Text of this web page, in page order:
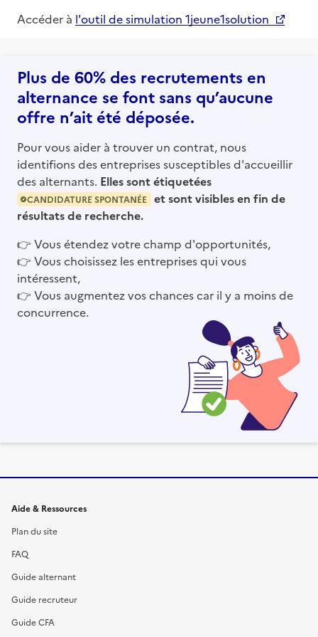
Accéder à l'outil de simulation 1jeune1solution
Plus de 60% des recrutements en
alternance se font sans qu’aucune
offre n’ait été déposée.
Pour vous aider à trouver un contrat, nous
identifions des entreprises susceptibles d'accueillir
des alternants. Elles sont étiquetées
CANDIDATURE SPONTANÉE
et sont visibles en fin de
résultats de recherche.
👉 Vous étendez votre champ d'opportunités,
👉 Vous choisissez les entreprises qui vous
intéressent,
👉 Vous augmentez vos chances car il y a moins de
concurrence.
Informations et liens du site
Aide & Ressources
Plan du site
FAQ
Guide alternant
Guide recruteur
Guide CFA